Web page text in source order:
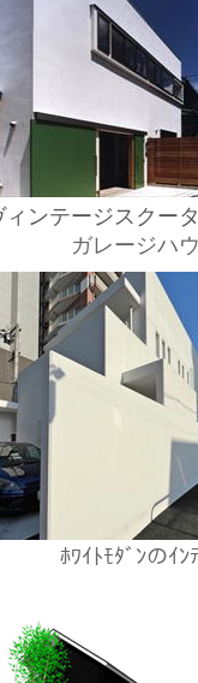
ィンテージスクー
ガレージハ
ﾎﾜｲﾄﾓﾀﾞﾝのｲﾝ